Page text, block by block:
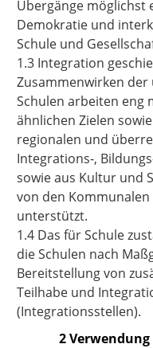
Übergänge möglichst
Demokratie und
Schule und
1.3 Integration
Zusammenwirken
Schulen arbeiten eng
ähnlichen Zielen
regionalen und
Integrations-,
sowie aus Kultur und
von den
unterstützt.
1.4 Das für Schule
die Schulen nach
Bereitstellung von
Teilhabe und
(Integrationsstellen).
2